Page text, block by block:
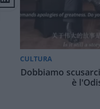
CULTURA
Dobbiamo
è